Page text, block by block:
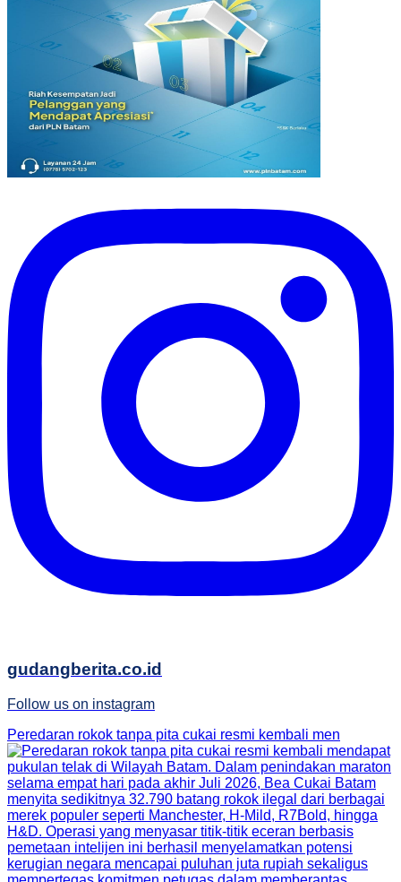
gudangberita.co.id
Follow us on instagram
Peredaran rokok tanpa pita cukai resmi kembali men